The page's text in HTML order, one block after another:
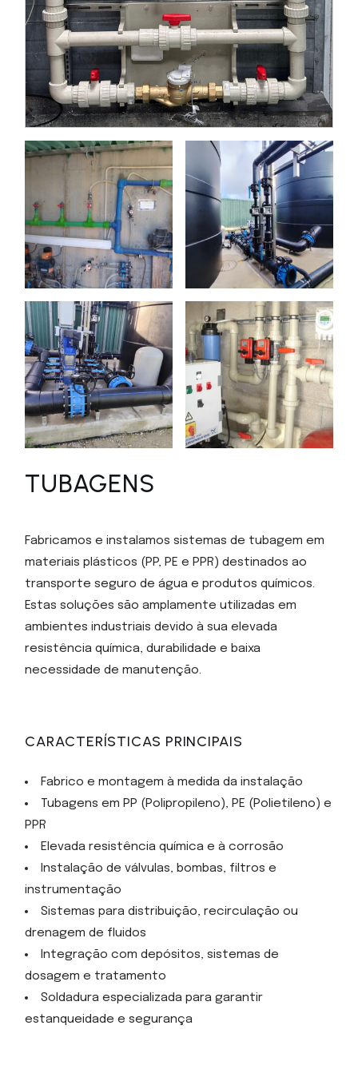
TUBAGENS
Fabricamos e instalamos sistemas de tubagem em
materiais plásticos (PP, PE e PPR) destinados ao
transporte seguro de água e produtos químicos.
Estas soluções são amplamente utilizadas em
ambientes industriais devido à sua elevada
resistência química, durabilidade e baixa
necessidade de manutenção.
CARACTERÍSTICAS PRINCIPAIS
Fabrico e montagem à medida da instalação
Tubagens em PP (Polipropileno), PE (Polietileno) e
PPR
Elevada resistência química e à corrosão
Instalação de válvulas, bombas, filtros e
instrumentação
Sistemas para distribuição, recirculação ou
drenagem de fluidos
Integração com depósitos, sistemas de
dosagem e tratamento
Soldadura especializada para garantir
estanqueidade e segurança